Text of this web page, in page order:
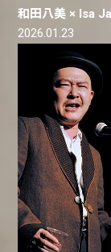
和田八美 × Isa
2026.01.23